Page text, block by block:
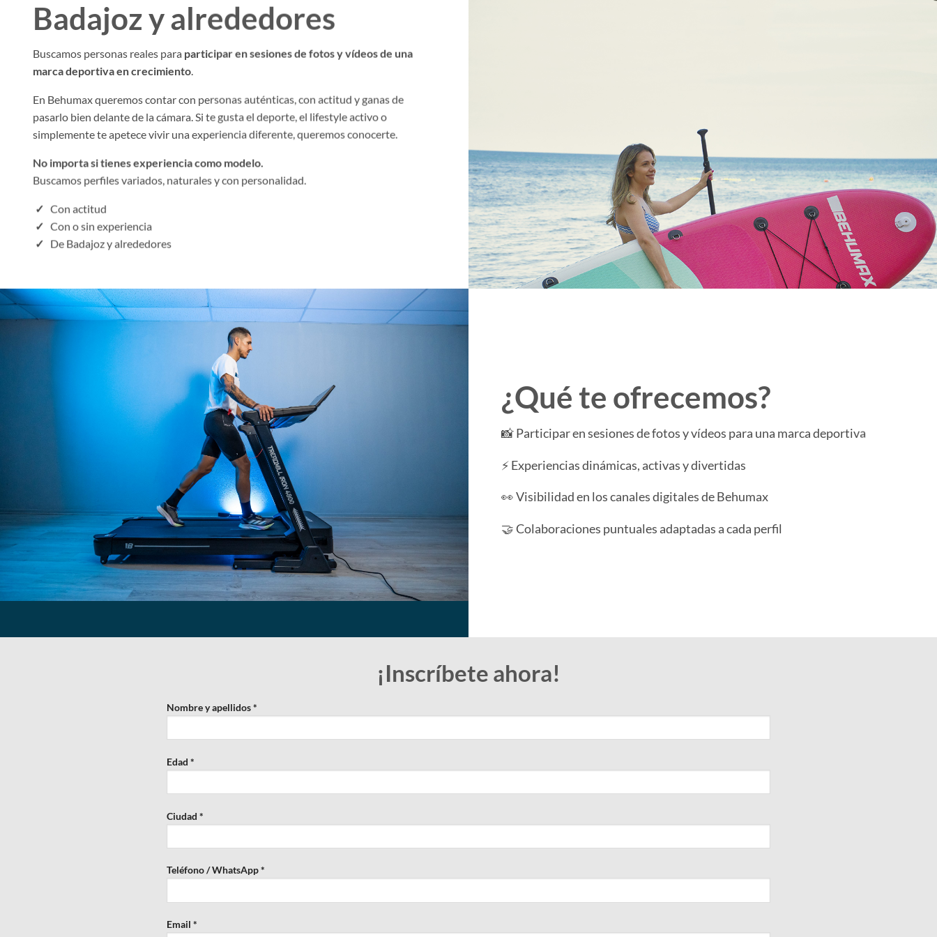
Badajoz y alrededores
Buscamos personas reales para participar en sesiones de fotos y vídeos de una
marca deportiva en crecimiento
En Behumax queremos contar con personas auténticas, con actitud y ganas de
pasarlo bien delante de la cámara. Si te gusta el deporte, el lifestyle activo o
simplemente te apetece vivir una experiencia diferente, queremos conocerte.
No importa si tienes experiencia como modelo.
Buscamos perfiles variados, naturales y con personalidad.
✓ Con actitud
✓ Con o sin experiencia
✓ De Badajoz y alrededores
¿Qué te ofrecemos?
📸 Participar en sesiones de fotos y vídeos para una marca deportiva
⚡ Experiencias dinámicas, activas y divertidas
👀 Visibilidad en los canales digitales de Behumax
🤝 Colaboraciones puntuales adaptadas a cada perfil
¡Inscríbete ahora!
Nombre y apellidos *
Edad *
Ciudad *
Teléfono / WhatsApp *
Email *